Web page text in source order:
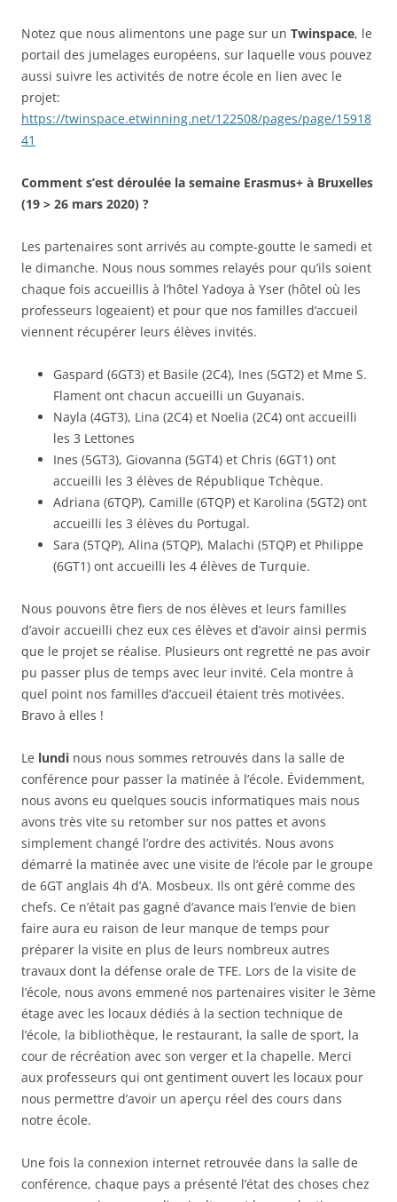
Notez que nous alimentons une page sur un Twinspace, le
portail des jumelages européens, sur laquelle vous pouvez
aussi suivre les activités de notre école en lien avec le
projet:
https://twinspace.etwinning.net/122508/pages/page/15918
41
Comment s’est déroulée la semaine Erasmus+ à Bruxelles
(19 > 26 mars 2020) ?
Les partenaires sont arrivés au compte-goutte le samedi et
le dimanche. Nous nous sommes relayés pour qu’ils soient
chaque fois accueillis à l’hôtel Yadoya à Yser (hôtel où les
professeurs logeaient) et pour que nos familles d’accueil
viennent récupérer leurs élèves invités.
Gaspard (6GT3) et Basile (2C4), Ines (5GT2) et Mme S.
Flament ont chacun accueilli un Guyanais.
Nayla (4GT3), Lina (2C4) et Noelia (2C4) ont accueilli
les 3 Lettones
Ines (5GT3), Giovanna (5GT4) et Chris (6GT1) ont
accueilli les 3 élèves de République Tchèque.
Adriana (6TQP), Camille (6TQP) et Karolina (5GT2) ont
accueilli les 3 élèves du Portugal.
Sara (5TQP), Alina (5TQP), Malachi (5TQP) et Philippe
(6GT1) ont accueilli les 4 élèves de Turquie.
Nous pouvons être fiers de nos élèves et leurs familles
d’avoir accueilli chez eux ces élèves et d’avoir ainsi permis
que le projet se réalise. Plusieurs ont regretté ne pas avoir
pu passer plus de temps avec leur invité. Cela montre à
quel point nos familles d’accueil étaient très motivées.
Bravo à elles !
Le lundi nous nous sommes retrouvés dans la salle de
conférence pour passer la matinée à l’école. Évidemment,
nous avons eu quelques soucis informatiques mais nous
avons très vite su retomber sur nos pattes et avons
simplement changé l’ordre des activités. Nous avons
démarré la matinée avec une visite de l’école par le groupe
de 6GT anglais 4h d’A. Mosbeux. Ils ont géré comme des
chefs. Ce n’était pas gagné d’avance mais l’envie de bien
faire aura eu raison de leur manque de temps pour
préparer la visite en plus de leurs nombreux autres
travaux dont la défense orale de TFE. Lors de la visite de
l’école, nous avons emmené nos partenaires visiter le 3ème
étage avec les locaux dédiés à la section technique de
l’école, la bibliothèque, le restaurant, la salle de sport, la
cour de récréation avec son verger et la chapelle. Merci
aux professeurs qui ont gentiment ouvert les locaux pour
nous permettre d’avoir un aperçu réel des cours dans
notre école.
Une fois la connexion internet retrouvée dans la salle de
conférence, chaque pays a présenté l’état des choses chez